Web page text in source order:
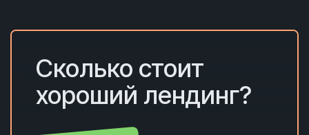
Сколько стоит
хороший лендинг?